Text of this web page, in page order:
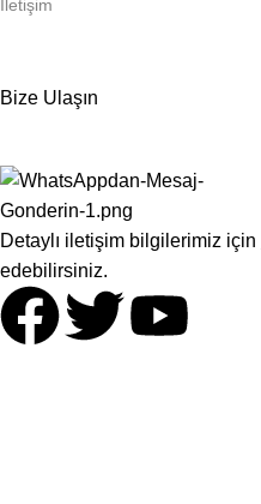
İletişim
Bize Ulaşın
Detaylı iletişim bilgilerimiz için
edebilirsiniz.